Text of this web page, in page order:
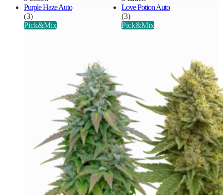
Purple Haze Auto
(3)
Pick&Mix
Love Potion Auto
(3)
Pick&Mix